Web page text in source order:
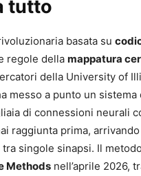
tutto
basata su
regole della mappatura
della University of
messo a punto un
di connessioni neurali
raggiunta prima,
singole sinapsi. Il
Methods nell’aprile 2026,